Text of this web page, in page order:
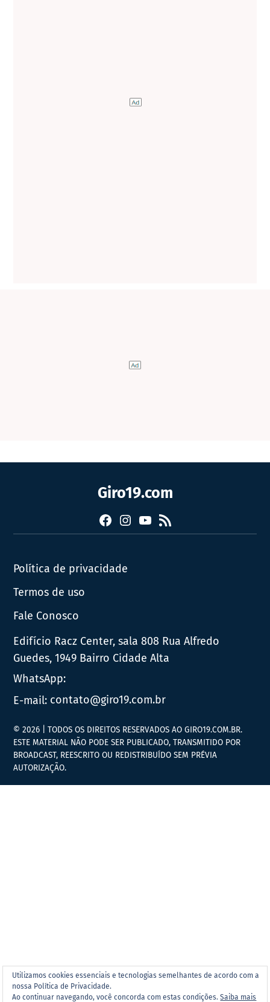
Giro19.com
FacebookInstagram
YouTube
RSS
Política de privacidade
Termos de uso
Fale Conosco
Edifício Racz Center, sala 808 Rua Alfredo
Guedes, 1949 Bairro Cidade Alta
WhatsApp:
E-mail: contato@giro19.com.br
Utilizamos cookies essenciais e tecnologias semelhantes de acordo com a
nossa Política de Privacidade.
Ao continuar navegando, você concorda com estas condições.Saiba mais
© 2026 | TODOS OS DIREITOS RESERVADOS AO GIRO19.COM.BR.
ESTE MATERIAL NÃO PODE SER PUBLICADO, TRANSMITIDO POR
BROADCAST, REESCRITO OU REDISTRIBUÍDO SEM PRÉVIA
AUTORIZAÇÃO.